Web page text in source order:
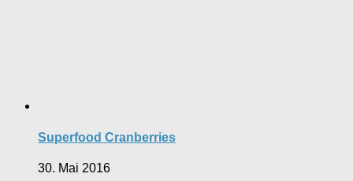
Superfood Cranberries
30. Mai 2016